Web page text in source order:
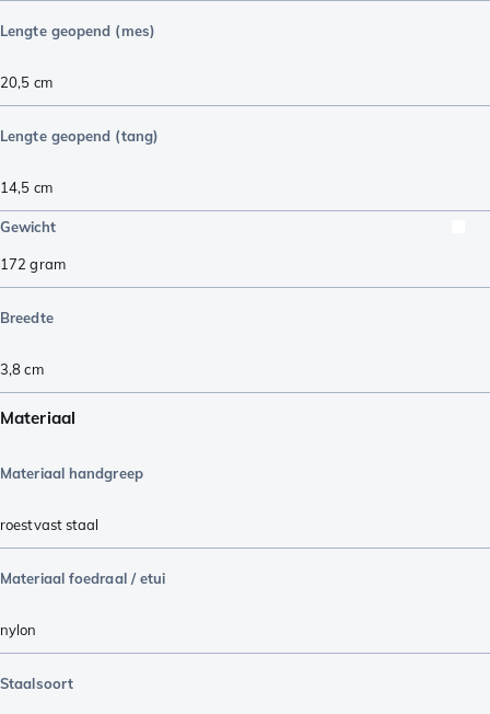
Lengte geopend (mes)
20,5 cm
Lengte geopend (tang)
14,5 cm
Gewicht
172 gram
Breedte
3,8cm
Materiaal
Materiaal handgreep
roestvast staal
Materiaal foedraal / etui
nylon
Staalsoort